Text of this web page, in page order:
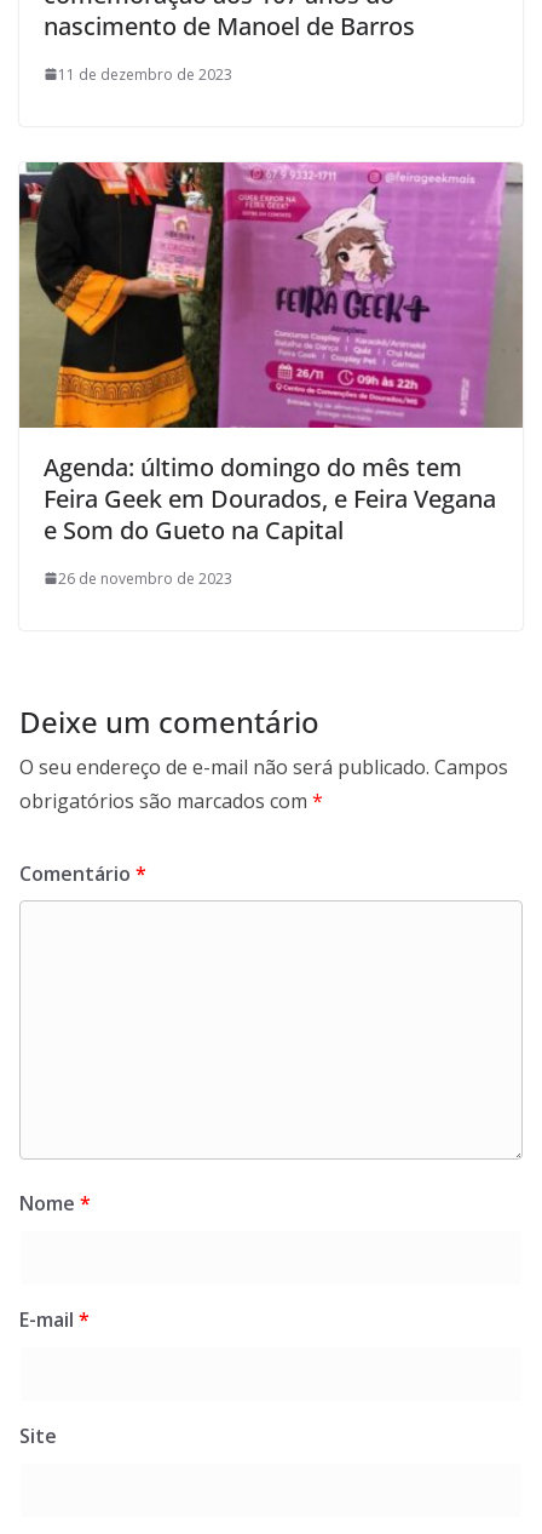
nascimento de Manoel de Barros
11 de dezembro de 2023
Agenda: último domingo do mês tem
Feira Geek em Dourados, e Feira Vegana
e Som do Gueto na Capital
26 de novembro de 2023
Deixe um comentário
O seu endereço de e-mail não será publicado. Campos
obrigatórios são marcados com *
Comentário *
Nome *
E-mail *
Site